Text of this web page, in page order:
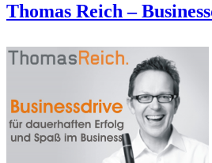
Thomas Reich –